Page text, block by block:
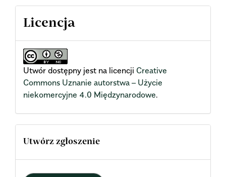
Licencja
Utwór dostępny jest na licencji Creative
Commons Uznanie autorstwa – Użycie
niekomercyjne 4.0 Międzynarodowe.
Utwórz zgłoszenie